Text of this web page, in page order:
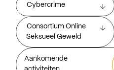
Cybercrime
Consortium Online
Seksueel Geweld
Aankomende